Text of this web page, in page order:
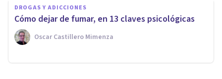
DROGAS Y ADICCIONES
Cómo dejar de fumar, en 13 claves psicológicas
Oscar Castillero Mimenza